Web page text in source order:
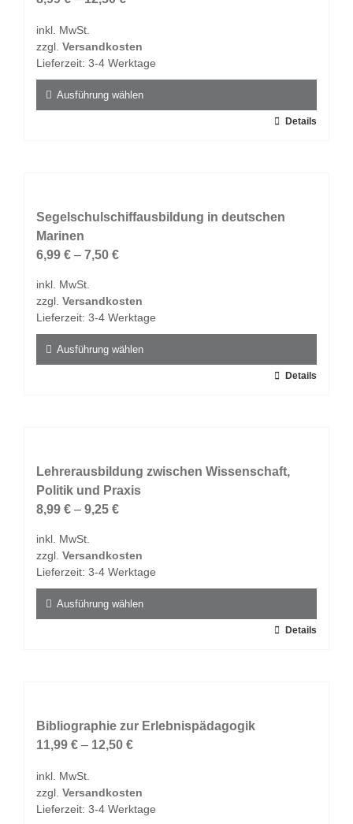
können
auf
Produktseite
gewählt
inkl. MwSt.
zzgl. Versandkosten
Lieferzeit: 3-4 Werktage
Ausführung wählen
auf.
Die
Optionen
auf
der
gewählt
werden
Details
Segelschulschiffausbildung in deutschen
Marinen
6,99 € – 7,50 €
inkl. MwSt.
zzgl. Versandkosten
Lieferzeit: 3-4 Werktage
Ausführung wählen
auf.
Die
Optionen
auf
der
gewählt
werden
Details
Lehrerausbildung zwischen Wissenschaft,
Politik und Praxis
8,99 € – 9,25 €
inkl. MwSt.
zzgl. Versandkosten
Lieferzeit: 3-4 Werktage
Ausführung wählen
auf.
Die
können
auf
Details
Bibliographie zur Erlebnispädagogik
11,99 € – 12,50 €
inkl. MwSt.
zzgl. Versandkosten
Lieferzeit: 3-4 Werktage